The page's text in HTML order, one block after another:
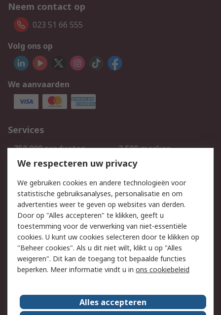
Neem contact op
023 51 66 555
Volg ons op
We aanvaarden
Services
750.000 producten
2.500 merken
Bestellen
Inkoopoplossingen
Track & Trace
Wettelijk
Cookiebeleid
Email veiligheid
Privacybeleid
Websitevoorwaarden
Algemene
verkoopvoorwaarden
Over RS
We respecteren uw privacy
We gebruiken cookies en andere technologieën voor
statistische gebruiksanalyses, personalisatie en om
advertenties weer te geven op websites van derden.
Door op "Alles accepteren" te klikken, geeft u
toestemming voor de verwerking van niet-essentiële
cookies. U kunt uw cookies selecteren door te klikken op
"Beheer cookies". Als u dit niet wilt, klikt u op "Alles
weigeren". Dit kan de toegang tot bepaalde functies
beperken. Meer informatie vindt u in ons cookiebeleid
Alles accepteren